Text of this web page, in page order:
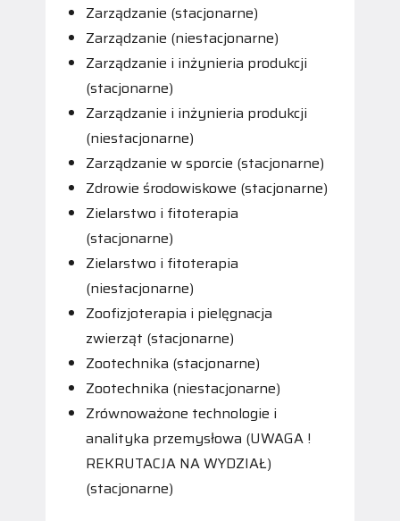
Zarządzanie (stacjonarne)
Zarządzanie (niestacjonarne)
Zarządzanie i inżynieria produkcji
(stacjonarne)
Zarządzanie i inżynieria produkcji
(niestacjonarne)
Zarządzanie w sporcie (stacjonarne)
Zdrowie środowiskowe (stacjonarne)
Zielarstwo i fitoterapia
(stacjonarne)
Zielarstwo i fitoterapia
(niestacjonarne)
Zoofizjoterapia i pielęgnacja
zwierząt (stacjonarne)
Zootechnika (stacjonarne)
Zootechnika (niestacjonarne)
Zrównoważone technologie i
analityka przemysłowa (UWAGA !
REKRUTACJA NA WYDZIAŁ)
(stacjonarne)